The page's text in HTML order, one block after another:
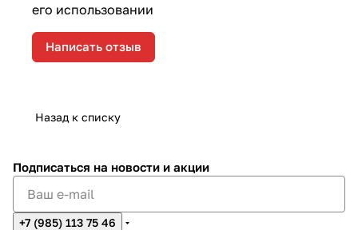
его использовании
Написать отзыв
Назад к списку
Подписаться на новости и акции
+7 (985) 113 75 46